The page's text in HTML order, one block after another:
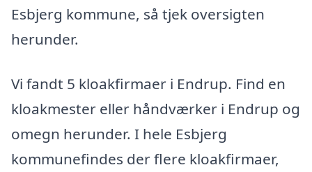
Esbjerg kommune, så tjek oversigten
herunder.
Vi fandt 5 kloakfirmaer i Endrup. Find en
kloakmester eller håndværker i Endrup og
omegn herunder. I hele Esbjerg
kommunefindes der flere kloakfirmaer,